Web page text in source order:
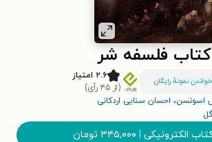
کتاب فلسفه شر
خواندن نمونۀ رایگان
۲.۶ امتیاز
(از ۴۵ رأی)
اسونسن، احسان سنایی اردکانی
الکترونیکی | ۳۴۵,۰۰۰ تومان